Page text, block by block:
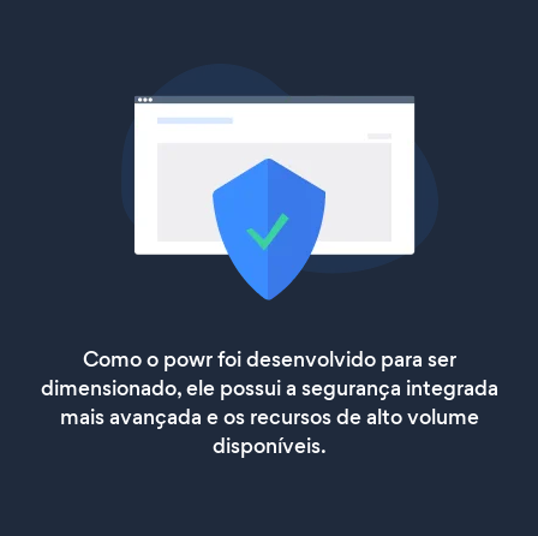
Como o powr foi desenvolvido para ser
dimensionado, ele possui a segurança integrada
mais avançada e os recursos de alto volume
disponíveis.